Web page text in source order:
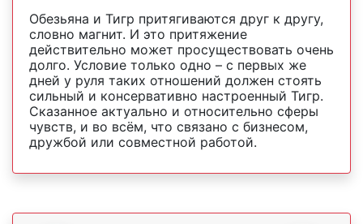
Обезьяна и Тигр притягиваются друг к другу,
словно магнит. И это притяжение
действительно может просуществовать очень
долго. Условие только одно – с первых же
дней у руля таких отношений должен стоять
сильный и консервативно настроенный Тигр.
Сказанное актуально и относительно сферы
чувств, и во всём, что связано с бизнесом,
дружбой или совместной работой.